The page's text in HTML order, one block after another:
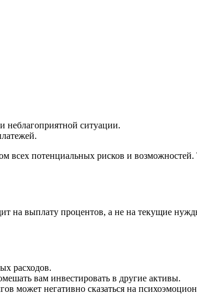
неблагоприятной ситуации.
всех потенциальных рисков и
на выплату процентов, а не на текущие
расходов.
вам инвестировать в другие активы.
может негативно сказаться на